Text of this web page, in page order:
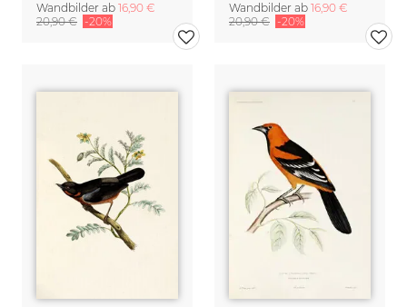
Wandbilder ab 16,90 €
20,90 € -20%
Wandbilder ab 16,90 €
20,90 € -20%